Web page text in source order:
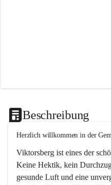
Beschreibung
Herzlich willkommen in der
Viktorsberg ist eines der
Keine Hektik, kein
gesunde Luft und eine